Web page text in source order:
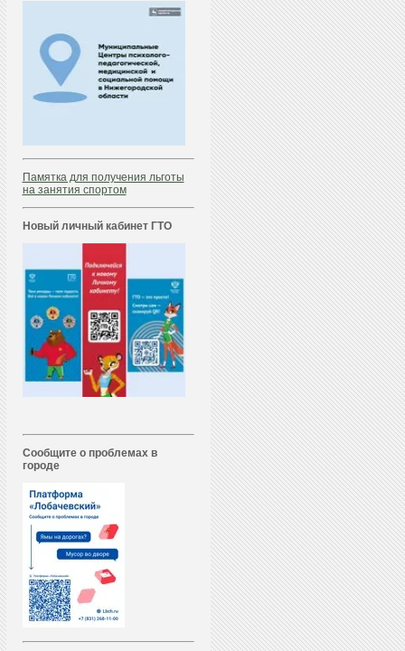
Памятка для получения льготы
на занятия спортом
Новый личный кабинет ГТО
Сообщите о проблемах в
городе